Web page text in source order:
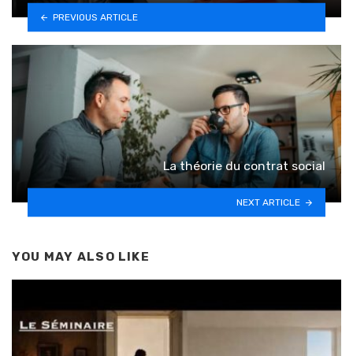
PREVIOUS ARTICLE
La théorie du contrat social
NEXT ARTICLE
YOU MAY ALSO LIKE